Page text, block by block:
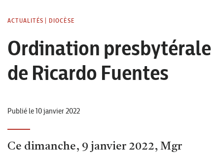
Agenda
Corporation cantonale
ACTUALITÉS DIOCÈSE
Ordination presbytérale
de Ricardo Fuentes
Publié le 10 janvier 2022
Ce dimanche, 9 janvier 2022, Mgr